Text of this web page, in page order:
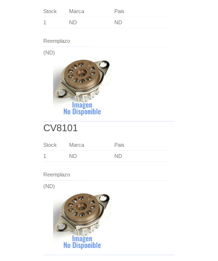
Stock Marca
Pais
1
ND ND
Reemplazo
(ND)
CV8101
Stock Marca
Pais
1
ND ND
Reemplazo
(ND)